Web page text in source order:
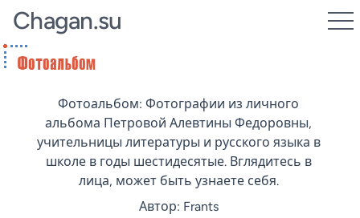
Chagan.su
Фотоальбом: Фотографии из личного
альбома Петровой Алевтины Федоровны,
учительницы литературы и русского языка в
школе в годы шестидесятые. Вглядитесь в
лица, может быть узнаете себя.
Автор: Frants